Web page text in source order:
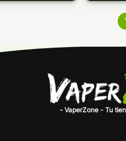
- VaperZone - Tu